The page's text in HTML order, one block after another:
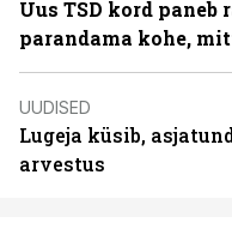
Uus TSD kord
parandama kohe,
UUDISED
Lugeja küsib,
arvestus